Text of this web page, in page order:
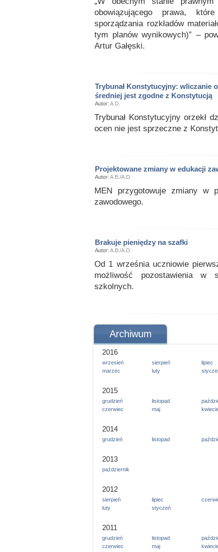
obowiązującego prawa,
sporządzania rozkładów
tym planów wynikowych)” –
Artur Gałęski.
Trybunał Konstytucyjny: wliczanie
średniej jest zgodne z Konstytucją
Autor: A.D.
Trybunał Konstytucyjny orzekł
ocen nie jest sprzeczne z
Projektowane zmiany w edukacji
Autor: A.B./A.D.
MEN przygotowuje zmiany w
zawodowego.
Brakuje pieniędzy na szafki
Autor: A.B./A.D.
Od 1 września uczniowie
możliwość pozostawienia w
szkolnych.
Archiwum
2016
wrzesień sierpień
lipiec
marzec
luty
2015
grudzień listopad
czerwiec
maj
2014
grudzień listopad
2013
październik
2012
sierpień lipiec
luty
styczeń
2011
grudzień listopad
czerwiec
maj